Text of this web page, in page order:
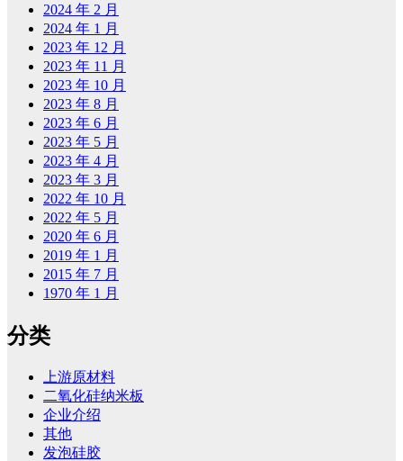
2024 年 2 月
2024 年 1 月
2023 年 12 月
2023 年 11 月
2023 年 10 月
2023 年 8 月
2023 年 6 月
2023 年 5 月
2023 年 4 月
2023 年 3 月
2022 年 10 月
2022 年 5 月
2020 年 6 月
2019 年 1 月
2015 年 7 月
1970 年 1 月
分类
上游原材料
二氧化硅纳米板
企业介绍
其他
发泡硅胶